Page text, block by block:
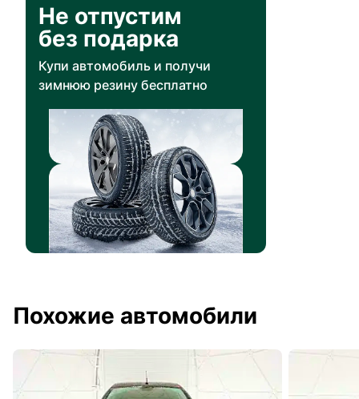
Не отпустим
без подарка
Купи автомобиль и получи
зимнюю резину бесплатно
Похожие автомобили